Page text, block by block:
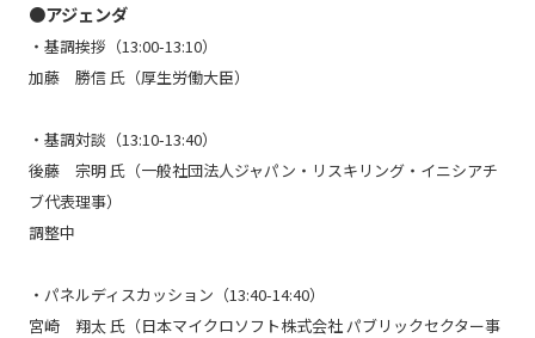
●アジェンダ
・基調挨拶（13:00-13:10）
加藤 勝信 氏（厚生労働大臣）
・基調対談（13:10-13:40）
後藤 宗明 氏（一般社団法人ジャパン・リスキリング・イニシアチ
ブ代表理事）
調整中
・パネルディスカッション（13:40-14:40）
宮崎 翔太 氏（日本マイクロソフト株式会社 パブリックセクター事